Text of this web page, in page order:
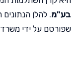
בע"מ. להלן
שפורסם על ידי משרד